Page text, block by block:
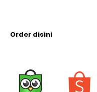
Order disini